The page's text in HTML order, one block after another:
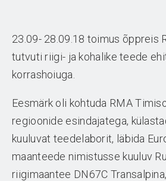
23.09- 28.09.18 toimus õppreis
tutvuti riigi- ja kohalike teede
korrashoiuga.
Eesmärk oli kohtuda RMA
regioonide esindajatega,
kuuluvat teedelaborit, läbida
maanteede nimistusse kuuluv
riigimaantee DN67C